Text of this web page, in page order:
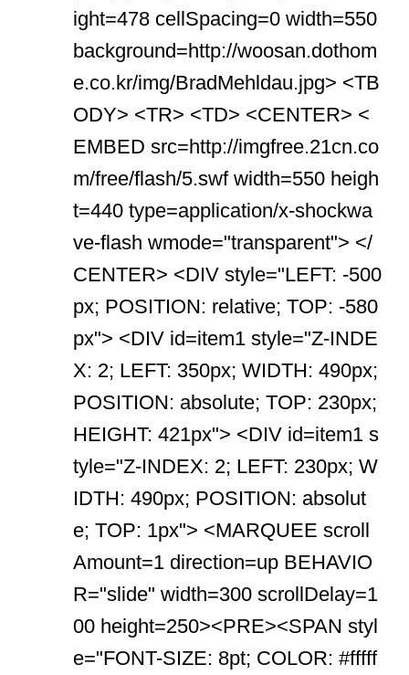
ight=478 cellSpacing=0 width=550
background=http://woosan.dothom
e.co.kr/img/BradMehldau.jpg> <TB
ODY> <TR> <TD> <CENTER> <
EMBED src=http://imgfree.21cn.co
m/free/flash/5.swf width=550 heigh
t=440 type=application/x-shockwa
ve-flash wmode="transparent"> </
CENTER> <DIV style="LEFT: -500
px; POSITION: relative; TOP: -580
px"> <DIV id=item1 style="Z-INDE
X: 2; LEFT: 350px; WIDTH: 490px;
POSITION: absolute; TOP: 230px;
HEIGHT: 421px"> <DIV id=item1 s
tyle="Z-INDEX: 2; LEFT: 230px; W
IDTH: 490px; POSITION: absolut
e; TOP: 1px"> <MARQUEE scroll
Amount=1 direction=up BEHAVIO
R="slide" width=300 scrollDelay=1
00 height=250><PRE><SPAN styl
e="FONT-SIZE: 8pt; COLOR: #fffff